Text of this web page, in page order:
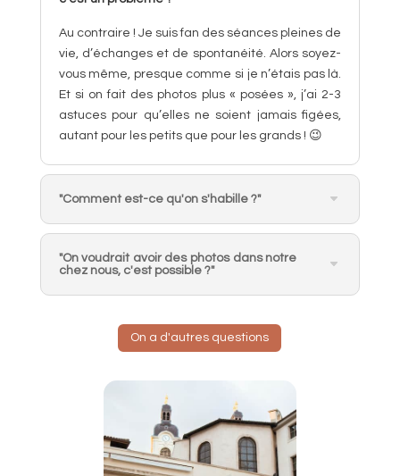
Au contraire ! Je suis fan des séances pleines de
vie, d’échanges et de spontanéité. Alors soyez-
vous même, presque comme si je n’étais pas là.
Et si on fait des photos plus « posées », j’ai 2-3
astuces pour qu’elles ne soient jamais figées,
autant pour les petits que pour les grands ! 😉
"Comment est-ce qu'on s'habille ?"
"On voudrait avoir des photos dans notre
chez nous, c'est possible ?"
On a d'autres questions